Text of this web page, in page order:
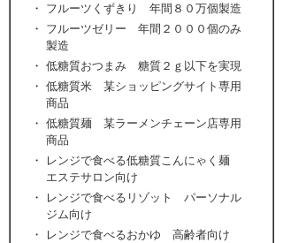
・
フルーツくずきり 年間８０万個製造
・
フルーツゼリー 年間２０００個のみ
製造
・ 低糖質おつまみ 糖質２ｇ以下を実現
・ 低糖質米 某ショッピングサイト専用
商品
・ 低糖質麺 某ラーメンチェーン店専用
商品
・
レンジで食べる低糖質こんにゃく麺
エステサロン向け
・
レンジで食べるリゾット パーソナル
ジム向け
・
レンジで食べるおかゆ 高齢者向け